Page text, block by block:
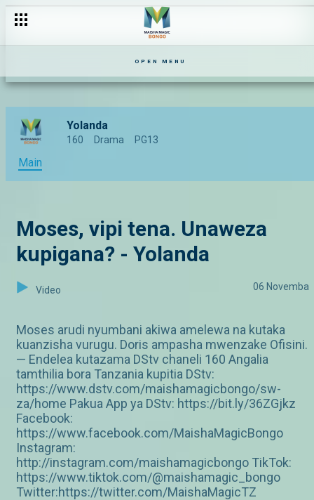
OPEN MENU
Yolanda
160 Drama PG13
Main
Moses, vipi tena. Unaweza
kupigana? - Yolanda
Video 06 Novemba
Moses arudi nyumbani akiwa amelewa na kutaka
kuanzisha vurugu. Doris ampasha mwenzake Ofisini.
— Endelea kutazama DStv chaneli 160 Angalia
tamthilia bora Tanzania kupitia DStv:
https://www.dstv.com/maishamagicbongo/sw-
za/home Pakua App ya DStv: https://bit.ly/36ZGjkz
Facebook:
https://www.facebook.com/MaishaMagicBongo
Instagram:
http://instagram.com/maishamagicbongo TikTok:
https://www.tiktok.com/@maishamagic_bongo
Twitter:https://twitter.com/MaishaMagicTZ